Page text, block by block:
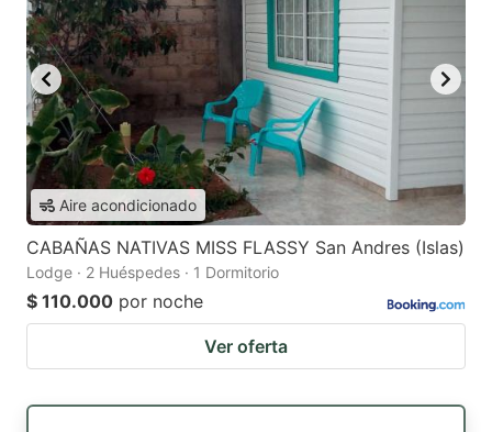
Aire acondicionado
CABAÑAS NATIVAS MISS FLASSY San Andres (Islas)
Lodge · 2 Huéspedes · 1 Dormitorio
$ 110.000 por noche
Ver oferta